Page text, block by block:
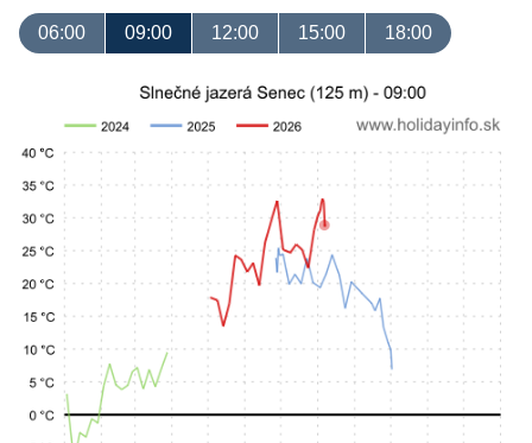
06:00 09:00 12:00 15:00 18:00